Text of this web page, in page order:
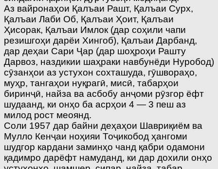
Аз вайронаҳои Қалъаи Рашт, Қалъаи Сурх,
Қалъаи Лаби Об, Қалъаи Ҳоит, Қалъаи
Ҳисорак, Қалъаи Имлок (дар соҳили чапи
резишгоҳи дарёи Хингоб), Қалъаи Дарбанд,
дар деҳаи Сари Ҷар (дар шоҳроҳи Рашту
Дарвоз, наздикии шаҳраки навбунёди Нуробод)
сӯзанҳои аз устухон сохташуда, гӯшвораҳо,
муҳр, тангаҳои нуқрагӣ, мисӣ, табарҳои
биринҷӣ, найза ва асбобу анҷоми рӯзгор ёфт
шудаанд, ки онҳо ба асрҳои 4 — 3 пеш аз
милод рост меоянд.
Соли 1957 дар байни деҳаҳои Шавриқиём ва
Мулло Кенҷаи ноҳияи Тоҷикобод ҳангоми
шудгор кардани заминҳо чанд қабри одамони
қадимро дарёфт намуданд, ки дар дохили онҳо